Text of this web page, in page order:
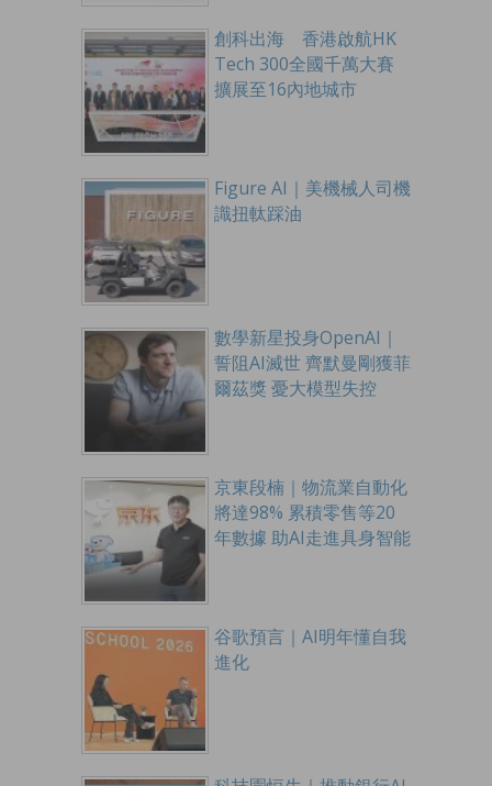
創科出海 香港啟航HK
Tech 300全國千萬大賽
擴展至16內地城市
Figure AI｜美機械人司機
識扭軚踩油
數學新星投身OpenAI｜
誓阻AI滅世 齊默曼剛獲菲
爾茲獎 憂大模型失控
京東段楠｜物流業自動化
將達98% 累積零售等20
年數據 助AI走進具身智能
谷歌預言｜AI明年懂自我
進化